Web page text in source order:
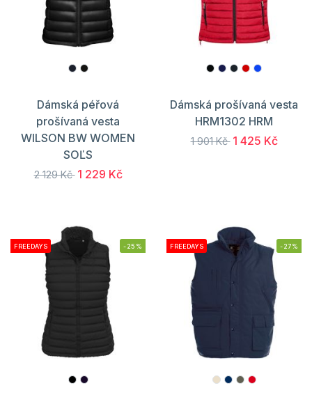
Dámská péřová
prošívaná vesta
WILSON BW WOMEN
SOĽS
2 129 Kč 1 229 Kč
Dámská prošívaná vesta
HRM1302 HRM
1 901 Kč 1 425 Kč
FREEDAYS -25% FREEDAYS -27%